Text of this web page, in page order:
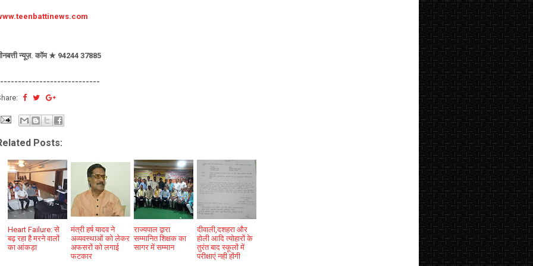
न्यूज़. कॉम ★ 94244 37885
Posts:
Heart Failure: से
बढ़ रहा है मरने वालों
का आंकड़ा
मंत्री हर्ष यादव ने
अव्यवस्थाओं को लेकर
अफसरों को लगाई
फटकार
राज्यपाल द्वारा
सम्मानित शिक्षक का
सागर में सम्मान
दीवाली,दशहरा और
होली आदि त्योहारों के
तुरंत बाद स्कूलों में
परीक्षाएं नही होंगी